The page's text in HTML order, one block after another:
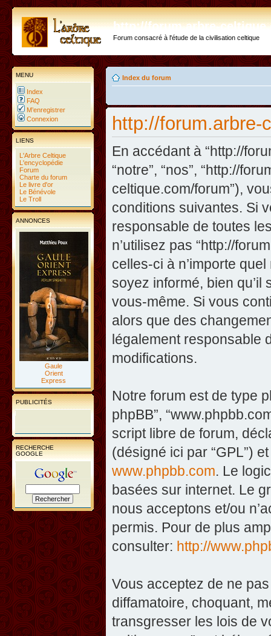
http://forum.arbre-
Forum consacré à l'étude de la civilisation celtique
MENU
Index
FAQ
M’enregistrer
Connexion
LIENS
L'Arbre Celtique
L'encyclopédie
Forum
Charte du forum
Le livre d'or
Le Bénévole
Le Troll
ANNONCES
Gaule
Orient
Express
PUBLICITÉS
RECHERCHE
GOOGLE
Index du forum
http://forum.arbre-
En accédant à “http://
“notre”, “nos”, “http://
celtique.com/forum”),
conditions suivantes. Si
responsable de toutes
n’utilisez pas “http://
celles-ci à n’importe
soyez informé, bien
vous-même. Si vous
alors que des
légalement responsable
modifications.
Notre forum est de type
phpBB”,
script libre de forum,
(désigné ici par “GPL”)
www.phpbb.com. Le
basées sur internet. Le
nous acceptons et/ou
permis. Pour de plus
consulter: http://
Vous acceptez de ne
diffamatoire, choquant,
transgresser les lois de